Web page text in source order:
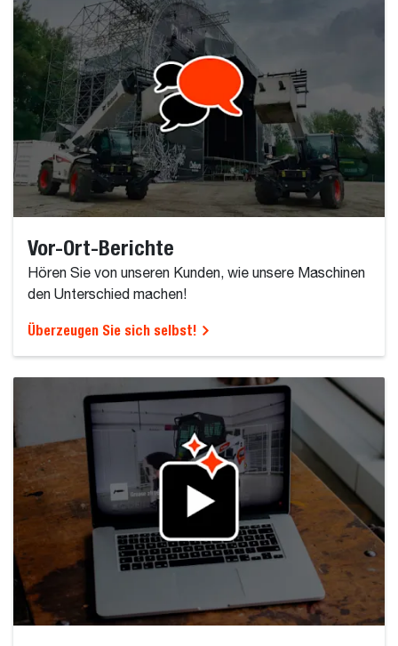
Vor-Ort-Berichte
Hören Sie von unseren Kunden, wie unsere Maschinen
den Unterschied machen!
Überzeugen Sie sich selbst!